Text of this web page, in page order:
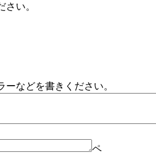
い。
などを書きください。
ペ